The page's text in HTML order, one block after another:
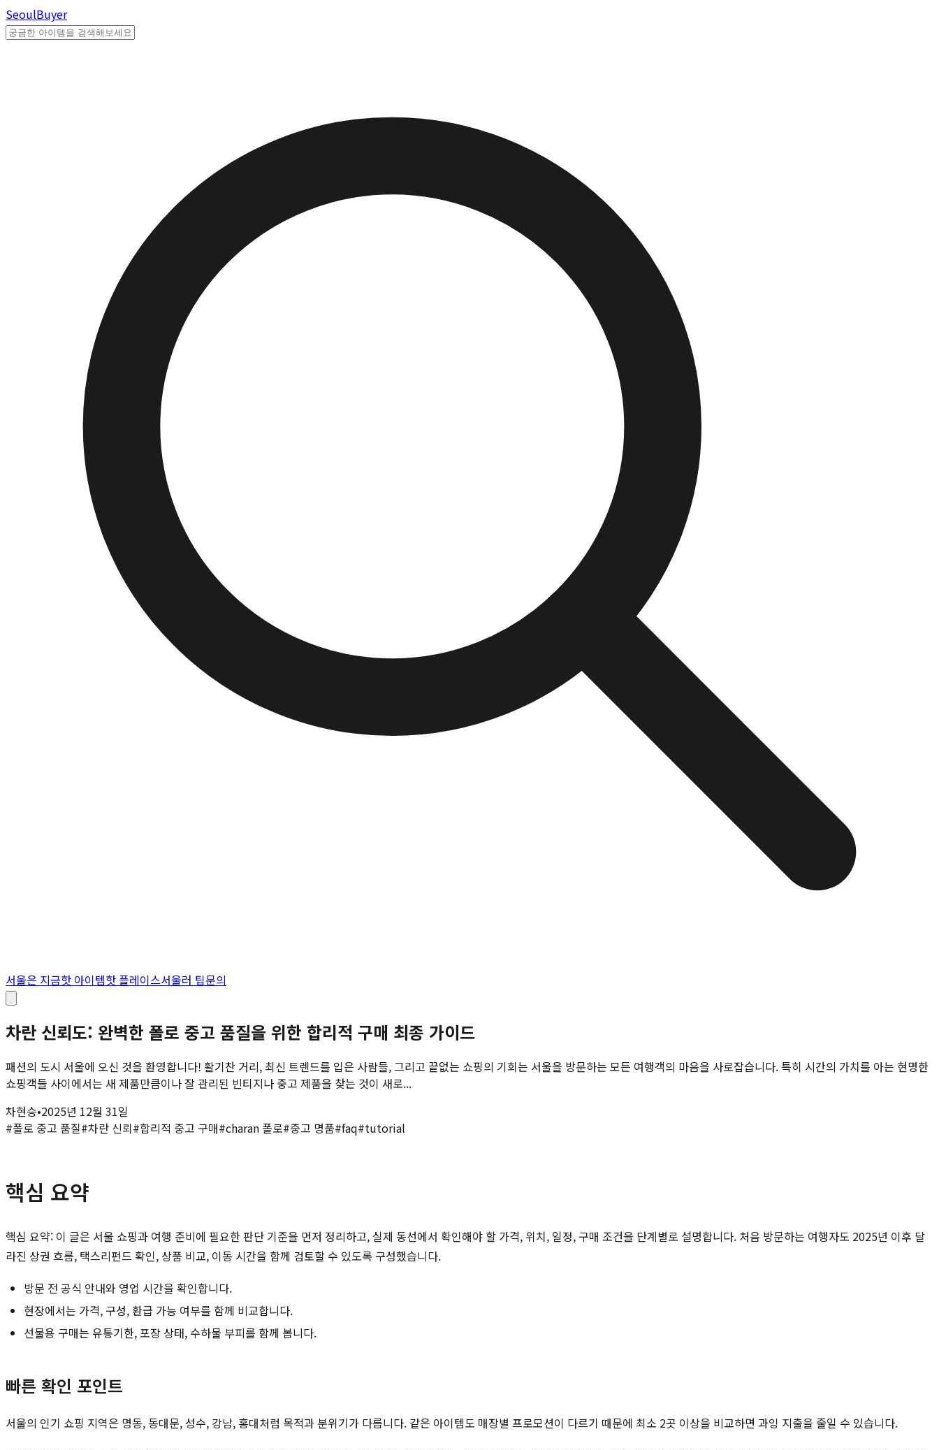
SeoulBuyer
서울은 지금핫 아이템핫 플레이스서울러 팁문의
차란 신뢰도: 완벽한 폴로 중고 품질을 위한 합리적 구매 최종 가이드
패션의 도시 서울에 오신 것을 환영합니다! 활기찬 거리, 최신 트렌드를 입은 사람들, 그리고 끝없는 쇼핑의 기회는 서울을 방문하는 모든 여행객의 마음을 사로잡습니다. 특히 시간의 가치를 아는 현명한
쇼핑객들 사이에서는 새 제품만큼이나 잘 관리된 빈티지나 중고 제품을 찾는 것이 새로...
차현승•2025년 12월 31일
#폴로 중고 품질#차란 신뢰#합리적 중고 구매#charan 폴로#중고 명품#faq#tutorial
핵심 요약
핵심 요약: 이 글은 서울 쇼핑과 여행 준비에 필요한 판단 기준을 먼저 정리하고, 실제 동선에서 확인해야 할 가격, 위치, 일정, 구매 조건을 단계별로 설명합니다. 처음 방문하는 여행자도 2025년 이후 달
라진 상권 흐름, 택스리펀드 확인, 상품 비교, 이동 시간을 함께 검토할 수 있도록 구성했습니다.
방문 전 공식 안내와 영업 시간을 확인합니다.
현장에서는 가격, 구성, 환급 가능 여부를 함께 비교합니다.
선물용 구매는 유통기한, 포장 상태, 수하물 부피를 함께 봅니다.
빠른 확인 포인트
서울의 인기 쇼핑 지역은 명동, 동대문, 성수, 강남, 홍대처럼 목적과 분위기가 다릅니다. 같은 아이템도 매장별 프로모션이 다르기 때문에 최소 2곳 이상을 비교하면 과잉 지출을 줄일 수 있습니다.